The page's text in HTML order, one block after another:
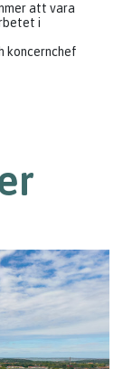
att vara
i
koncernchef